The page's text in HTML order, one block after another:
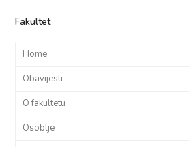
Fakultet
Home
Obavijesti
O fakultetu
Osoblje